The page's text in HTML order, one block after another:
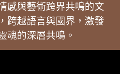
感與藝術跨界共鳴的文
跨越語言與國界，激發
魂的深層共鳴。